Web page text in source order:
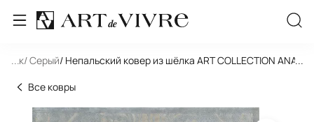
... / Серый/ Непальский ковер из шёлка ART COLLECTION
...
Все ковры